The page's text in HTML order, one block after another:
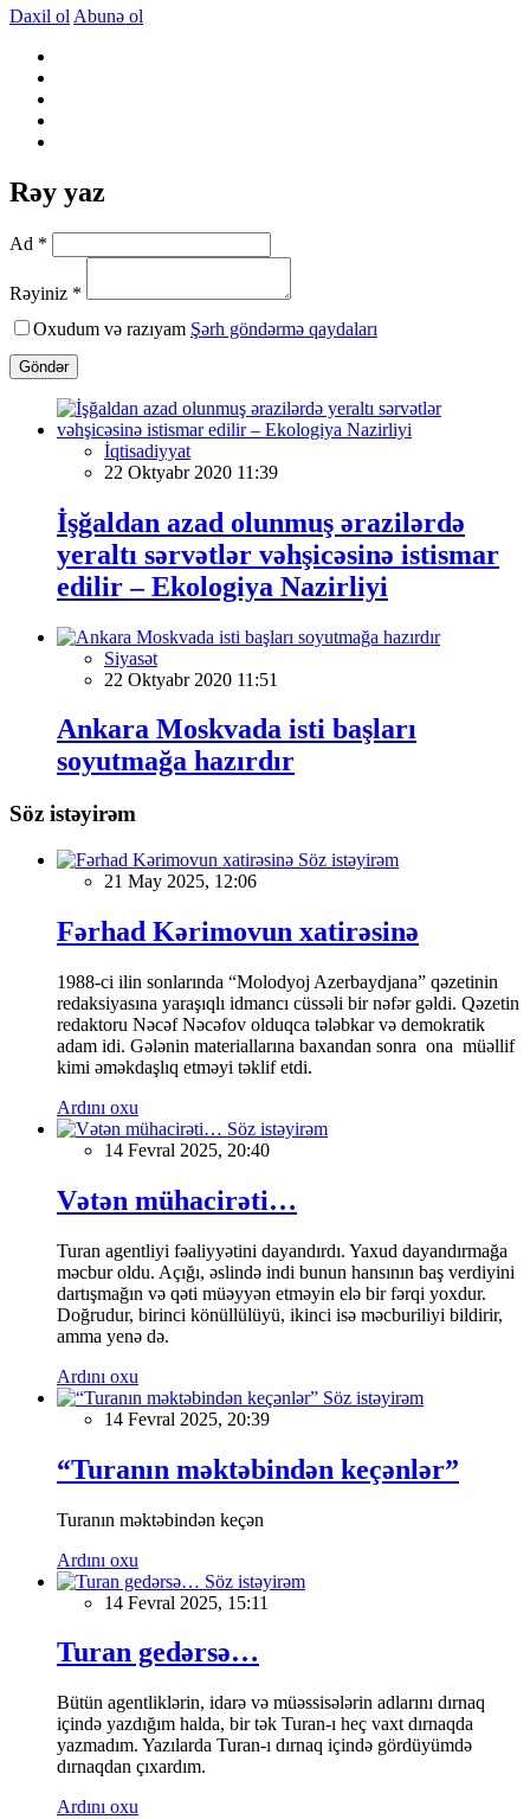
Daxil ol Abunə ol
Rəy yaz
Ad *
Rəyiniz *
Oxudum və razıyam Şərh göndərmə qaydaları
Göndər
İqtisadiyyat
22 Oktyabr 2020 11:39
İşğaldan azad olunmuş ərazilərdə
yeraltı sərvətlər vəhşicəsinə istismar
edilir – Ekologiya Nazirliyi
Siyasət
22 Oktyabr 2020 11:51
Ankara Moskvada isti başları
soyutmağa hazırdır
Söz istəyirəm
Söz istəyirəm
21 May 2025, 12:06
Fərhad Kərimovun xatirəsinə
1988-ci ilin sonlarında “Molodyoj Azerbaydjana” qəzetinin
redaksiyasına yaraşıqlı idmancı cüssəli bir nəfər gəldi. Qəzetin
redaktoru Nəcəf Nəcəfov olduqca tələbkar və demokratik
adam idi. Gələnin materiallarına baxandan sonra ona müəllif
kimi əməkdaşlıq etməyi təklif etdi.
Ardını oxu
Söz istəyirəm
14 Fevral 2025, 20:40
Vətən mühacirəti…
Turan agentliyi fəaliyyətini dayandırdı. Yaxud dayandırmağa
məcbur oldu. Açığı, əslində indi bunun hansının baş verdiyini
dartışmağın və qəti müəyyən etməyin elə bir fərqi yoxdur.
Doğrudur, birinci könüllülüyü, ikinci isə məcburiliyi bildirir,
amma yenə də.
Ardını oxu
Söz istəyirəm
14 Fevral 2025, 20:39
“Turanın məktəbindən keçənlər”
Turanın məktəbindən keçən
Ardını oxu
Söz istəyirəm
14 Fevral 2025, 15:11
Turan gedərsə…
Bütün agentliklərin, idarə və müəssisələrin adlarını dırnaq
içində yazdığım halda, bir tək Turan-ı heç vaxt dırnaqda
yazmadım. Yazılarda Turan-ı dırnaq içində gördüyümdə
dırnaqdan çıxardım.
Ardını oxu